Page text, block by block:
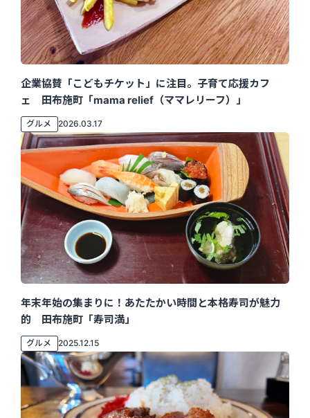
企業協賛「こどもチケット」に注目。子育て応援カフ
ェ 田布施町「mama relief（ママレリーフ）」
グルメ 2026.03.17
年末年始の集まりに！あたたかい時間と本格寿司が魅力
的 田布施町「寿司満」
グルメ 2025.12.15